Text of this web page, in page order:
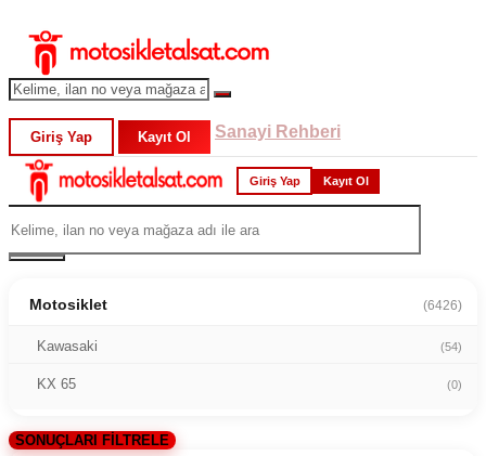
Giriş Yap Kayıt Ol Sanayi Rehberi
Giriş Yap Kayıt Ol
Motosiklet (6426)
Kawasaki (54)
KX 65 (0)
SONUÇLARI FİLTRELE